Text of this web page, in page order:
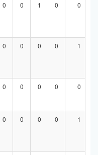
0 0 1 0 0
0 0 0 0 1
0 0 0 0 0
0 0 0 0 1